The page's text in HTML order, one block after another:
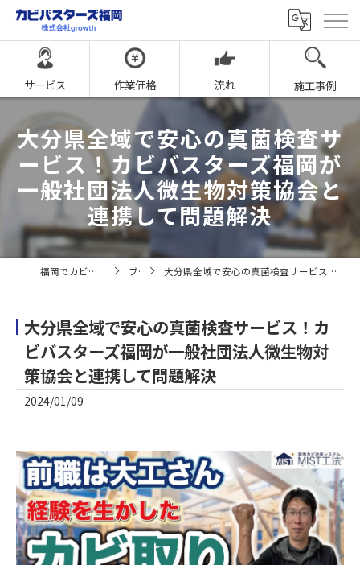
サービス 作業価格 流れ 施工事例
大分県全域で安心の真菌検査サ
ービス！カビバスターズ福岡が
一般社団法人微生物対策協会と
連携して問題解決
福岡でカビ取りならカビバスターズ福岡 ブログ 大分県全域で安心の真菌検査サービス！カビバスターズ福岡が一般社団法人微生物対策協会と連携して問題解決
大分県全域で安心の真菌検査サービス！カ
ビバスターズ福岡が一般社団法人微生物対
策協会と連携して問題解決
2024/01/09